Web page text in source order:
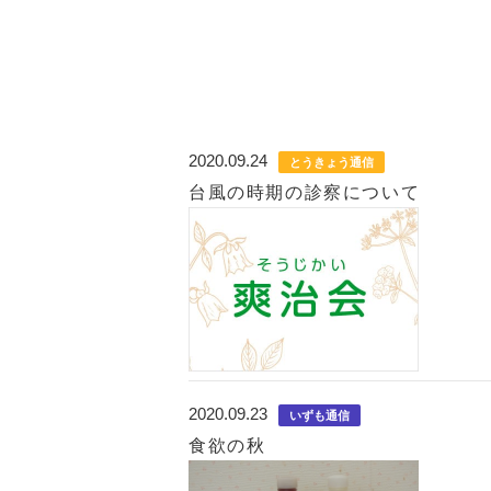
2020.09.24 とうきょう通信
台風の時期の診察について
2020.09.23 いずも通信
食欲の秋